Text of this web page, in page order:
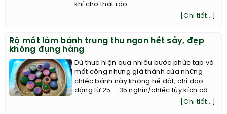
khí cho thật ráo.
[Chi tiết...]
Rộ mốt làm bánh trung thu ngon hết sảy, đẹp
không đụng hàng
Dù thực hiện qua nhiều bước phức tạp và
mất công nhưng giá thành của những
chiếc bánh này không hề đắt, chỉ dao
động từ 25 – 35 nghìn/chiếc tùy kích cỡ.
[Chi tiết...]